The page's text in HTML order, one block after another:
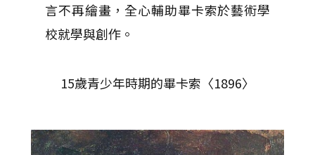
言不再繪畫，全心輔助畢卡索於藝術學
校就學與創作。
15歲青少年時期的畢卡索〈1896〉